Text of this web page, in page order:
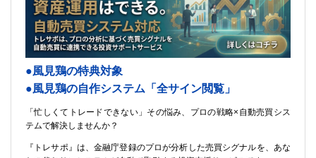
●風見鶏の特典対象
●風見鶏の自作システム「全サイン閲覧」
「忙しくてトレードできない」その悩み、プロの戦略×自動売買シス
テムで解決しませんか？
『トレサポ』は、金融庁登録のプロが分析した売買シグナルを、あな